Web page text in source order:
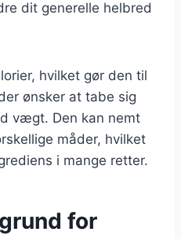
dit generelle helbred
hvilket gør den til
ønsker at tabe sig
vægt. Den kan nemt
måder, hvilket
i mange retter.
for